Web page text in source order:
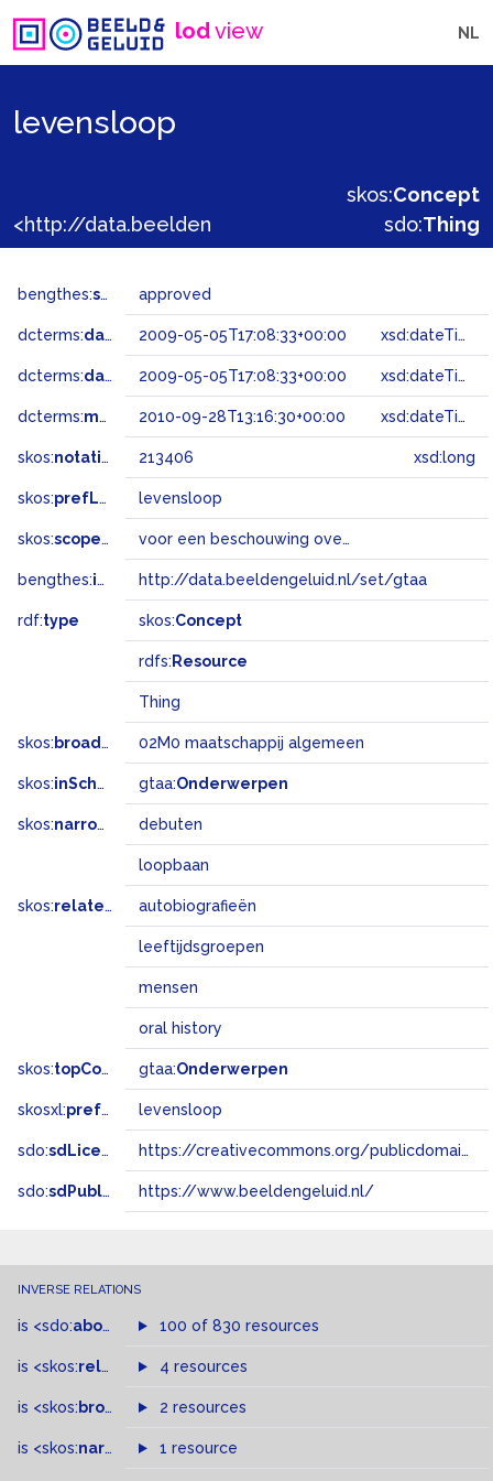
lodview NL
levensloop
skos:Concept
sdo:Thing
bengthes:status approved
dcterms:dateAccepted 2009-05-05T17:08:33+00:00 xsd:dateTime
dcterms:dateSubmitted 2009-05-05T17:08:33+00:00 xsd:dateTime
dcterms:modified 2010-09-28T13:16:30+00:00 xsd:dateTime
skos:notation 213406 xsd:long
skos:prefLabel levensloop
skos:scopeNote voor een beschouwing over of terugblik op iemands leven
bengthes:inSet http://data.beeldengeluid.nl/set/gtaa
rdf:type skos:Concept
rdfs: Resource
Thing
skos: broadMatch 02M0 maatschappij algemeen
skos:inScheme gtaa:Onderwerpen
skos:narrower debuten
loopbaan
skos:related autobiografieën
leeftijdsgroepen
mensen
oral history
skos:topConceptOf gtaa:Onderwerpen
skosxl:prefLabel levensloop
sdo:sdLicense https://creativecommons.org/publicdomain/zero/1.0/
sdo:sdPublisher https://www.beeldengeluid.nl/
INVERSE RELATIONS
is <sdo:about of 100 of 830 resources
is <skos:related > of4 resources
is <skos: broader > of
2 resources
is <skos:narrowMatch >of
1 resource